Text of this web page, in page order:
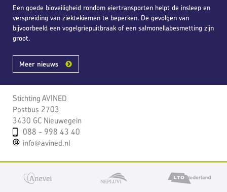
Een goede bioveiligheid rondom eiertransporten helpt de insleep en
verspreiding van ziektekiemen te beperken. De gevolgen van
bijvoorbeeld een vogelgriepuitbraak of een salmonellabesmetting zijn
groot.
Meer nieuws
Stichting AVINED
Postbus 2703
3430 GC Nieuwegein
088 - 998 43 40
info@avined.nl